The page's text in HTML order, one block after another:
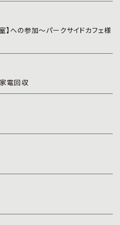
】への参加～パークサイドカフェ様
電回収